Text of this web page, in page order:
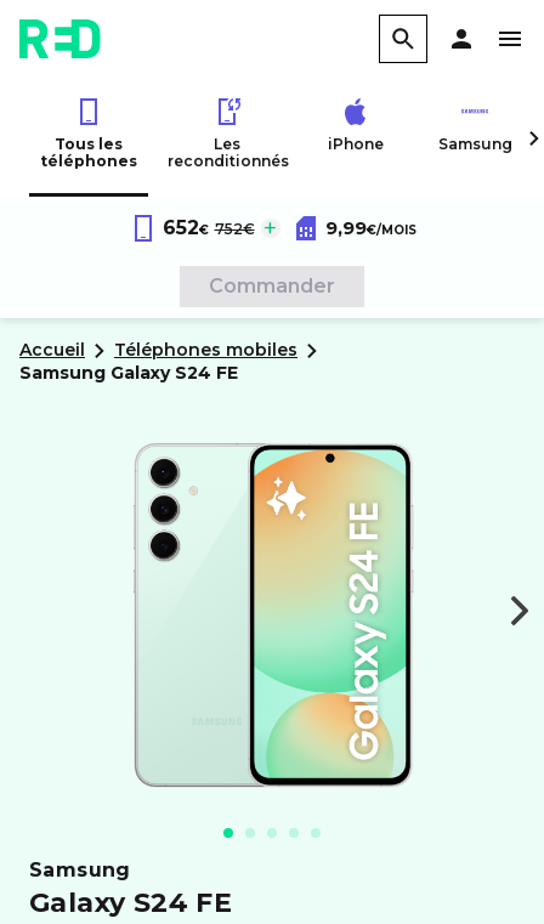
Tous les
téléphones
Les
reconditionnés
iPhone Samsung
SamsungGalaxy S24 FE
652€ au lieu de :
752€ Forfait RED 60Go 4G
Sans engagement
9,99€/MOIS
Commander
Accueil
Téléphones mobiles
samsung Galaxy S24 FE
samsung
Galaxy S24 FE